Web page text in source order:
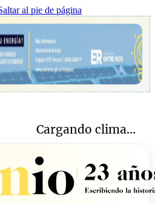
al pie de página
Cargando clima...